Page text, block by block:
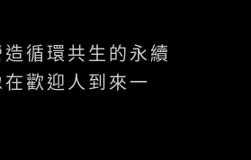
循環共生的永續
歡迎人到來一